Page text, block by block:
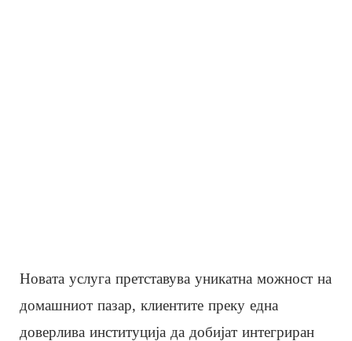
Новата услуга претставува уникатна можност на
домашниот пазар, клиентите преку една
доверлива институција да добијат интегриран